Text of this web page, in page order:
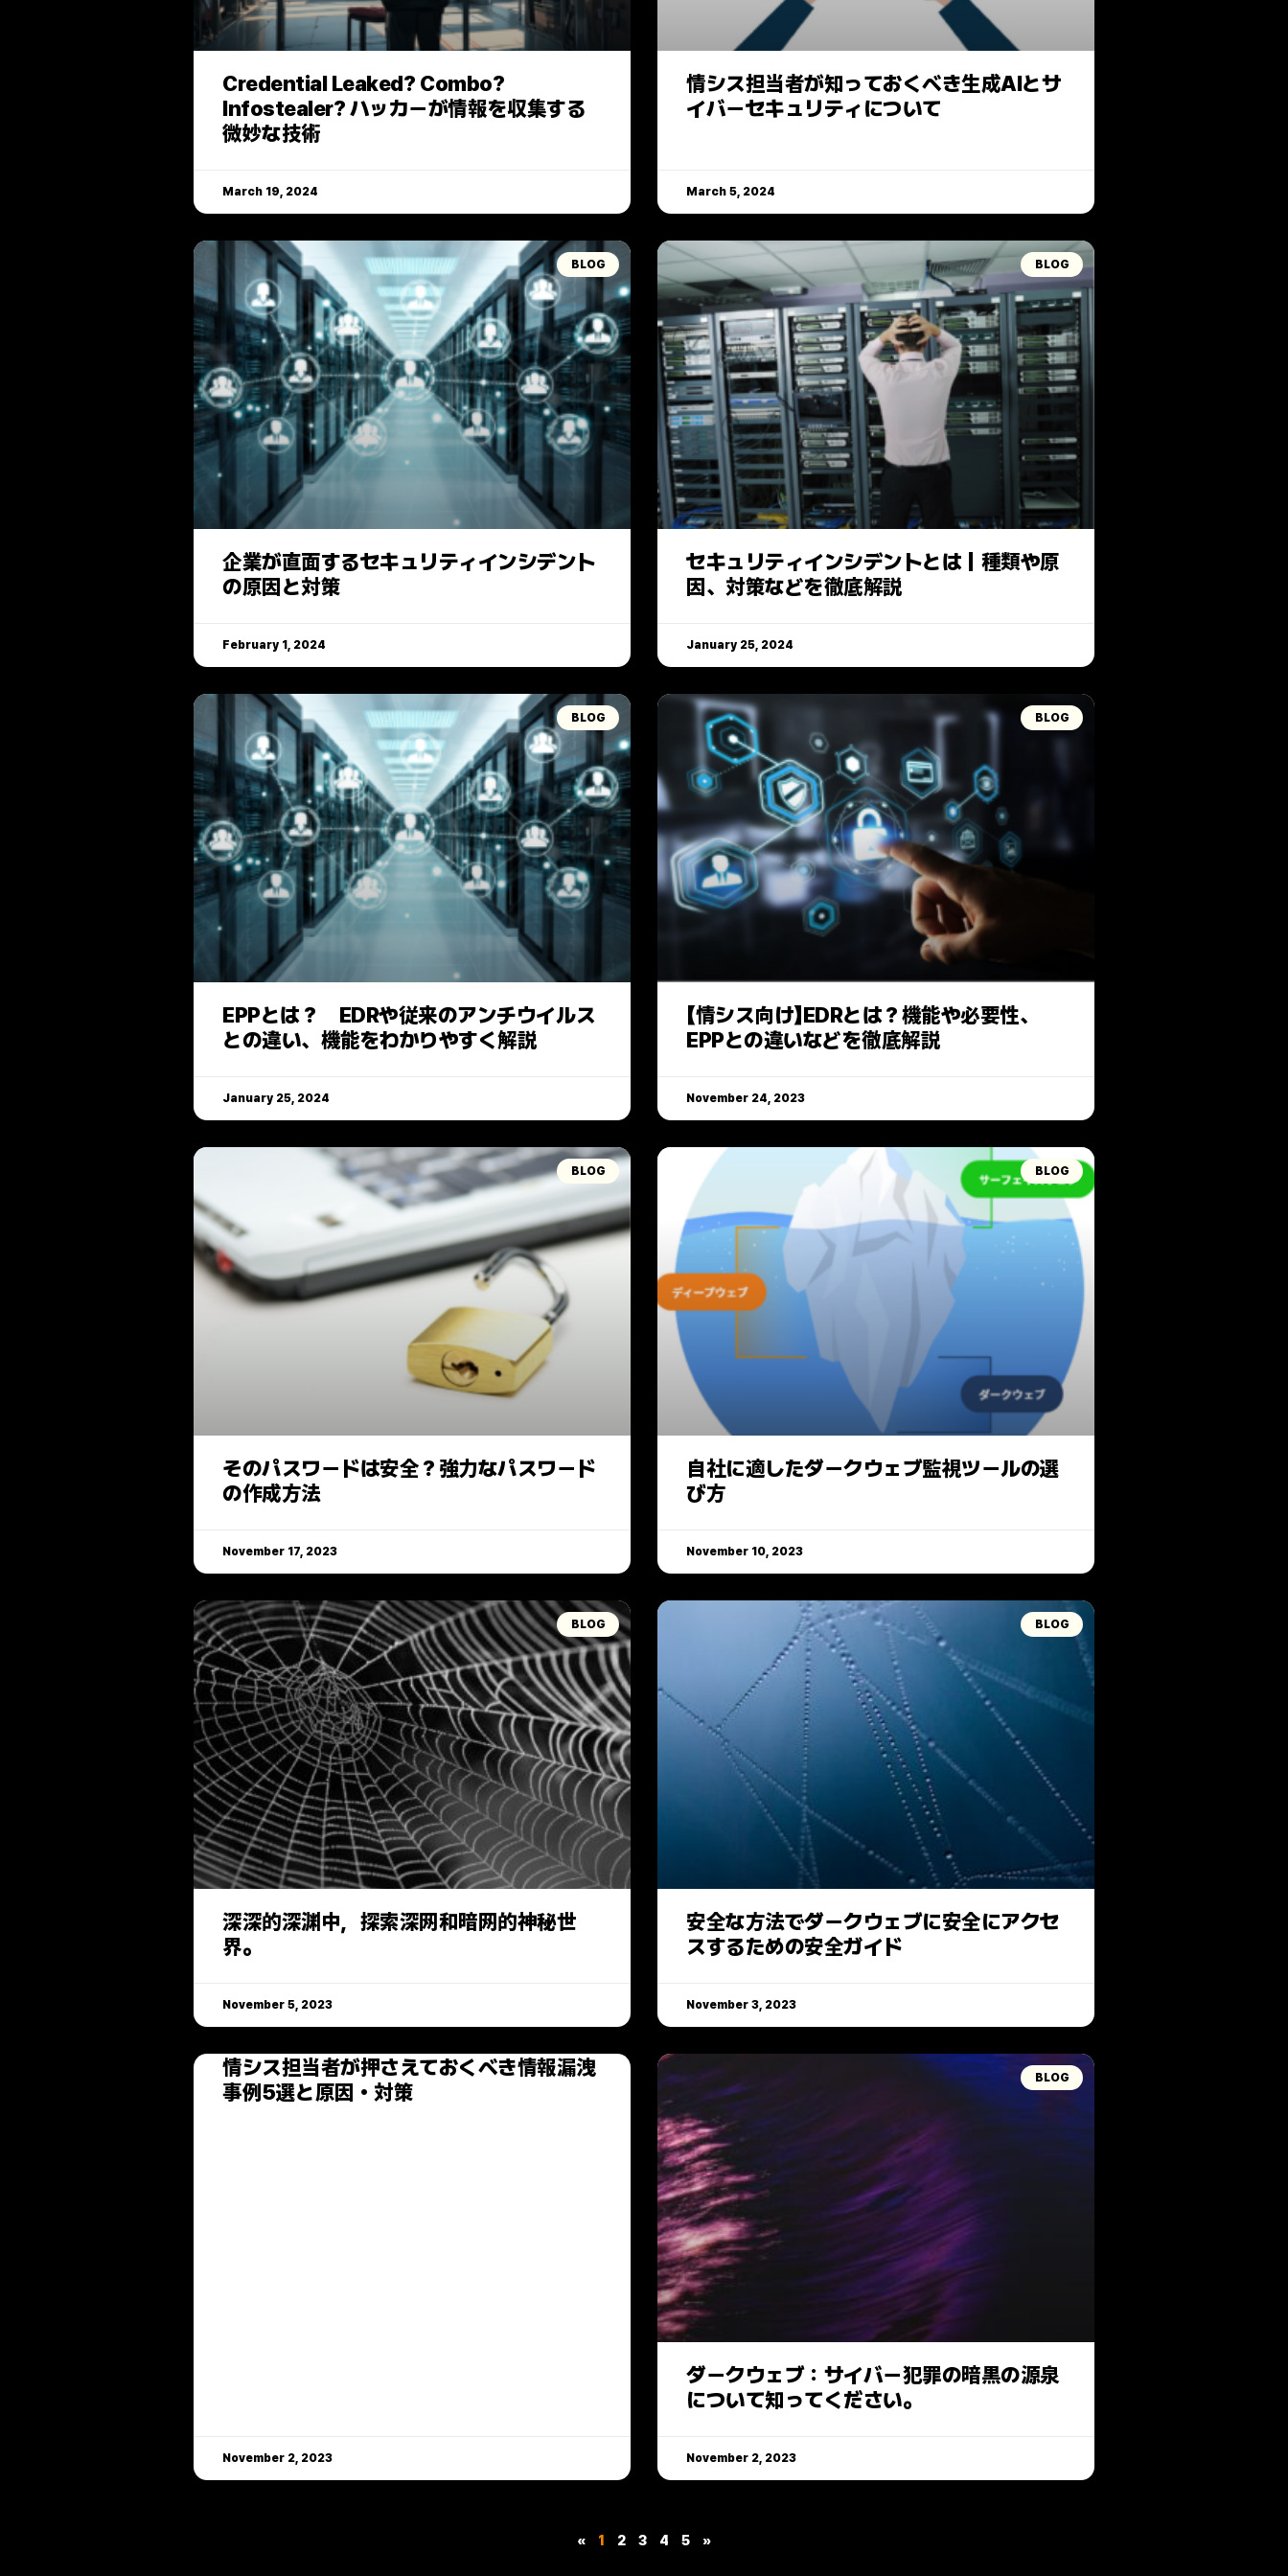
Credential Leaked? Combo?
Infostealer? ハッカーが情報を収集する
微妙な技術
March 19, 2024
情シス担当者が知っておくべき生成AIとサ
イバーセキュリティについて
March 5, 2024
BLOG
企業が直面するセキュリティインシデント
の原因と対策
February 1, 2024
BLOG
セキュリティインシデントとは｜種類や原
因、対策などを徹底解説
January 25, 2024
BLOG
EPPとは？ EDRや従来のアンチウイルス
との違い、機能をわかりやすく解説
January 25, 2024
BLOG
【情シス向け】EDRとは？機能や必要性、
EPPとの違いなどを徹底解説
November 24, 2023
BLOG
そのパスワードは安全？強力なパスワード
の作成方法
November 17, 2023
BLOG
自社に適したダークウェブ監視ツールの選
び方
November 10, 2023
BLOG
深深的深渊中，探索深网和暗网的神秘世
界。
November 5, 2023
BLOG
安全な方法でダークウェブに安全にアクセ
スするための安全ガイド
November 3, 2023
情シス担当者が押さえておくべき情報漏洩
事例5選と原因・対策
November 2, 2023
BLOG
ダークウェブ：サイバー犯罪の暗黒の源泉
について知ってください。
November 2, 2023
« 1 2 3 4 5 »